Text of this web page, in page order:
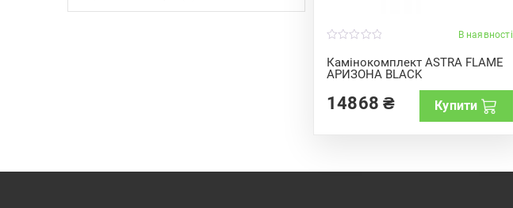
В наявності
Камінокомплект ASTRA FLAME
АРИЗОНА BLACK
o
u
t
f14868₴ Купити